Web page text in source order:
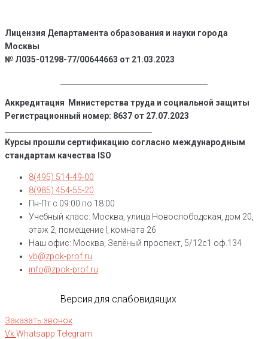
контенту
Лицензия Департамента образования и науки города
Москвы
№ Л035-01298-77/00644663 от 21.03.2023
Аккредитация Министерства труда и социальной защиты
Регистрационный номер: 8637 от 27.07.2023
Курсы прошли сертификацию согласно международным
стандартам качества ISO
8(495) 514-49-00
8(985) 454-55-20
Пн-Пт с 09:00 по 18:00
Учебный класс: Москва, улица Новослободская, дом 20,
этаж 2, помещение I, комната 26
Наш офис: Москва, Зелёный проспект, 5/12с1 оф.134
vb@zpok-prof.ru
info@zpok-prof.ru
Версия для слабовидящих
Заказать звонок
VkWhatsapp Telegram